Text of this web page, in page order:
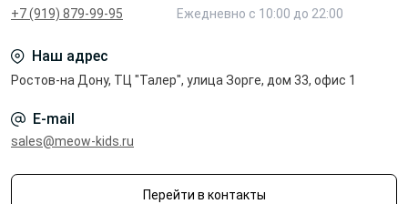
+7 (919) 879-99-95 Ежедневно с 10:00 до 22:00
Наш адрес
Ростов-на Дону, ТЦ "Талер", улица Зорге, дом 33, офис 1
E-mail
sales@meow-kids.ru
Перейти в контакты